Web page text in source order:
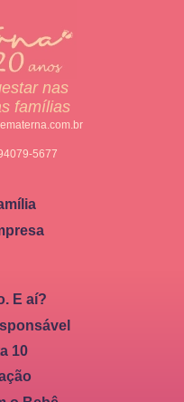
nas
famílias
5677
E aí?
10